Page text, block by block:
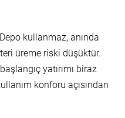
Depo kullanmaz, anında
üreme riski düşüktür.
yatırımı biraz
konforu açısından